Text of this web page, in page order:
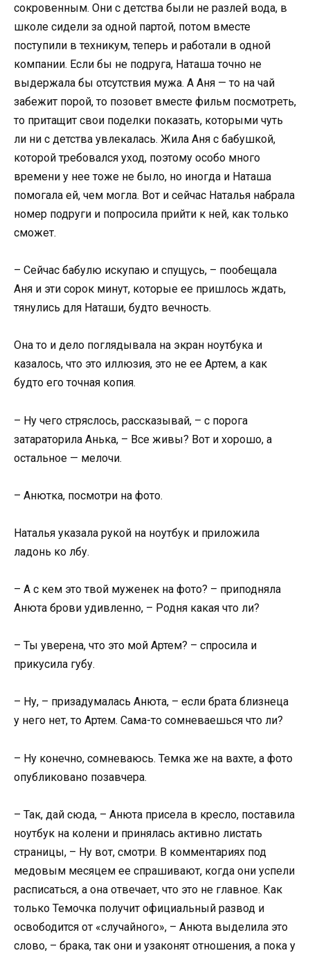
сокровенным. Они с детства были не разлей вода, в
школе сидели за одной партой, потом вместе
поступили в техникум, теперь и работали в одной
компании. Если бы не подруга, Наташа точно не
выдержала бы отсутствия мужа. А Аня — то на чай
забежит порой, то позовет вместе фильм посмотреть,
то притащит свои поделки показать, которыми чуть
ли ни с детства увлекалась. Жила Аня с бабушкой,
которой требовался уход, поэтому особо много
времени у нее тоже не было, но иногда и Наташа
помогала ей, чем могла. Вот и сейчас Наталья набрала
номер подруги и попросила прийти к ней, как только
сможет.
– Сейчас бабулю искупаю и спущусь, – пообещала
Аня и эти сорок минут, которые ее пришлось ждать,
тянулись для Наташи, будто вечность.
Она то и дело поглядывала на экран ноутбука и
казалось, что это иллюзия, это не ее Артем, а как
будто его точная копия.
– Ну чего стряслось, рассказывай, – с порога
затараторила Анька, – Все живы? Вот и хорошо, а
остальное — мелочи.
– Анютка, посмотри на фото.
Наталья указала рукой на ноутбук и приложила
ладонь ко лбу.
– А с кем это твой муженек на фото? – приподняла
Анюта брови удивленно, – Родня какая что ли?
– Ты уверена, что это мой Артем? – спросила и
прикусила губу.
– Ну, – призадумалась Анюта, – если брата близнеца
у него нет, то Артем. Сама-то сомневаешься что ли?
– Ну конечно, сомневаюсь. Темка же на вахте, а фото
опубликовано позавчера.
– Так, дай сюда, – Анюта присела в кресло, поставила
ноутбук на колени и принялась активно листать
страницы, – Ну вот, смотри. В комментариях под
медовым месяцем ее спрашивают, когда они успели
расписаться, а она отвечает, что это не главное. Как
только Темочка получит официальный развод и
освободится от «случайного», – Анюта выделила это
слово, – брака, так они и узаконят отношения, а пока у